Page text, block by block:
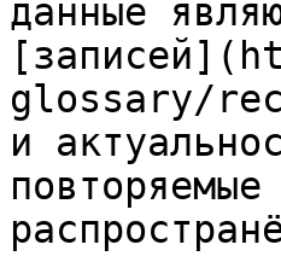
данные
glossary/
и